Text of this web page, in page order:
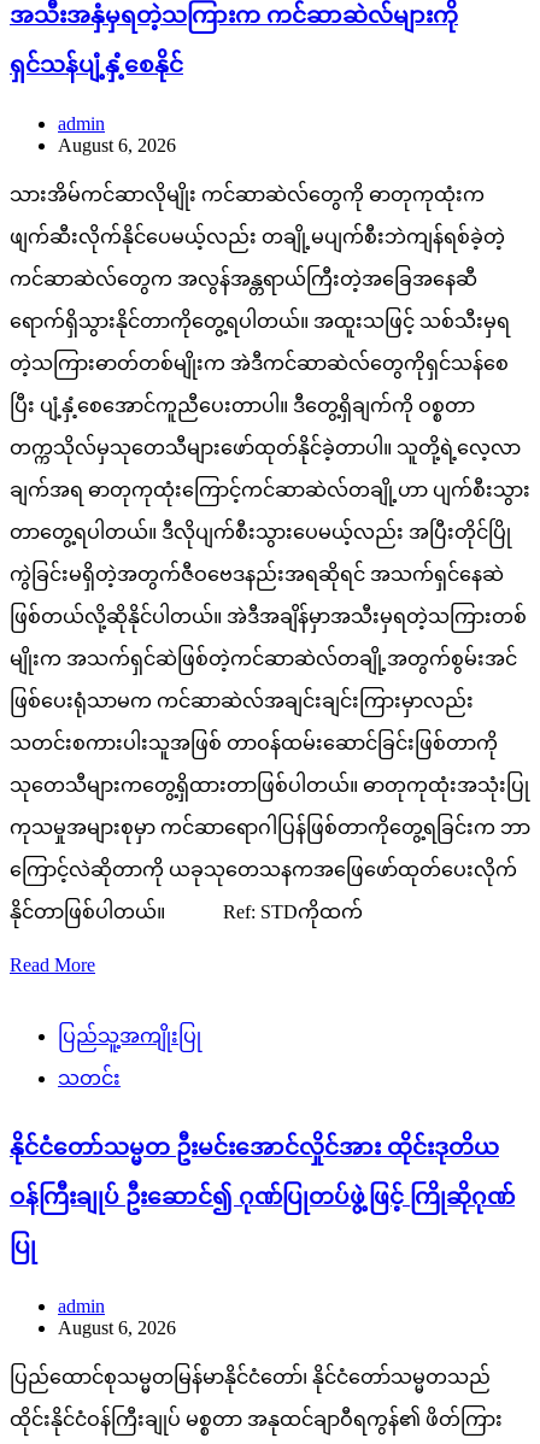
အသီးအနှံမှရတဲ့သကြားက ကင်ဆာဆဲလ်များကို
ရှင်သန်ပျံ့နှံ့စေနိုင်
admin
August 6, 2026
သားအိမ်ကင်ဆာလိုမျိုး ကင်ဆာဆဲလ်တွေကို ဓာတုကုထုံးက
ဖျက်ဆီးလိုက်နိုင်ပေမယ့်လည်း တချို့မပျက်စီးဘဲကျန်ရစ်ခဲ့တဲ့
ကင်ဆာဆဲလ်တွေက အလွန်အန္တရာယ်ကြီးတဲ့အခြေအနေဆီ
ရောက်ရှိသွားနိုင်တာကိုတွေ့ရပါတယ်။ အထူးသဖြင့် သစ်သီးမှရ
တဲ့သကြားဓာတ်တစ်မျိုးက အဲဒီကင်ဆာဆဲလ်တွေကိုရှင်သန်စေ
ပြီး ပျံ့နှံ့စေအောင်ကူညီပေးတာပါ။ ဒီတွေ့ရှိချက်ကို ဝစ္စတာ
တက္ကသိုလ်မှသုတေသီများဖော်ထုတ်နိုင်ခဲ့တာပါ။ သူတို့ရဲ့လေ့လာ
ချက်အရ ဓာတုကုထုံးကြောင့်ကင်ဆာဆဲလ်တချို့ဟာ ပျက်စီးသွား
တာတွေ့ရပါတယ်။ ဒီလိုပျက်စီးသွားပေမယ့်လည်း အပြီးတိုင်ပြို
ကွဲခြင်းမရှိတဲ့အတွက်ဇီဝဗေဒနည်းအရဆိုရင် အသက်ရှင်နေဆဲ
ဖြစ်တယ်လို့ဆိုနိုင်ပါတယ်။ အဲဒီအချိန်မှာအသီးမှရတဲ့သကြားတစ်
မျိုးက အသက်ရှင်ဆဲဖြစ်တဲ့ကင်ဆာဆဲလ်တချို့အတွက်စွမ်းအင်
ဖြစ်ပေးရုံသာမက ကင်ဆာဆဲလ်အချင်းချင်းကြားမှာလည်း
သတင်းစကားပါးသူအဖြစ် တာဝန်ထမ်းဆောင်ခြင်းဖြစ်တာကို
သုတေသီများကတွေ့ရှိထားတာဖြစ်ပါတယ်။ ဓာတုကုထုံးအသုံးပြု
ကုသမှုအများစုမှာ ကင်ဆာရောဂါပြန်ဖြစ်တာကိုတွေ့ရခြင်းက ဘာ
ကြောင့်လဲဆိုတာကို ယခုသုတေသနကအဖြေဖော်ထုတ်ပေးလိုက်
နိုင်တာဖြစ်ပါတယ်။ Ref: STDကိုထက်
Read More
ပြည်သူ့အကျိုးပြု
သတင်း
နိုင်ငံတော်သမ္မတ ဦးမင်းအောင်လှိုင်အား ထိုင်းဒုတိယ
ဝန်ကြီးချုပ် ဦးဆောင်၍ ဂုဏ်ပြုတပ်ဖွဲ့ဖြင့် ကြိုဆိုဂုဏ်
ပြု
admin
August 6, 2026
ပြည်ထောင်စုသမ္မတမြန်မာနိုင်ငံတော်၊ နိုင်ငံတော်သမ္မတသည်
ထိုင်းနိုင်ငံဝန်ကြီးချုပ် မစ္စတာ အနုထင်ချာဝီရကွန်၏ ဖိတ်ကြား